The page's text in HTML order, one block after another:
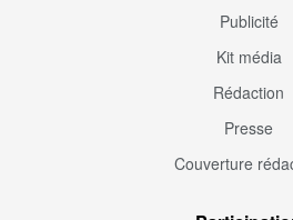
Publicité
Kit média
Rédaction
Presse
Couverture